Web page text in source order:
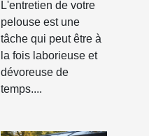
tondeuse sans
fil
périphérique
selon vos
besoins
L'entretien de votre
pelouse est une
tâche qui peut être à
la fois laborieuse et
dévoreuse de
temps....